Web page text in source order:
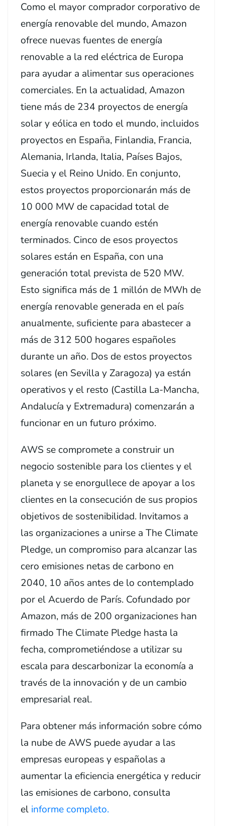
Como el mayor comprador corporativo de
energía renovable del mundo, Amazon
ofrece nuevas fuentes de energía
renovable a la red eléctrica de Europa
para ayudar a alimentar sus operaciones
comerciales. En la actualidad, Amazon
tiene más de 234 proyectos de energía
solar y eólica en todo el mundo, incluidos
proyectos en España, Finlandia, Francia,
Alemania, Irlanda, Italia, Países Bajos,
Suecia y el Reino Unido. En conjunto,
estos proyectos proporcionarán más de
10 000 MW de capacidad total de
energía renovable cuando estén
terminados. Cinco de esos proyectos
solares están en España, con una
generación total prevista de 520 MW.
Esto significa más de 1 millón de MWh de
energía renovable generada en el país
anualmente, suficiente para abastecer a
más de 312 500 hogares españoles
durante un año. Dos de estos proyectos
solares (en Sevilla y Zaragoza) ya están
operativos y el resto (Castilla La-Mancha,
Andalucía y Extremadura) comenzarán a
funcionar en un futuro próximo.
AWS se compromete a construir un
negocio sostenible para los clientes y el
planeta y se enorgullece de apoyar a los
clientes en la consecución de sus propios
objetivos de sostenibilidad. Invitamos a
las organizaciones a unirse a The Climate
Pledge, un compromiso para alcanzar las
cero emisiones netas de carbono en
2040, 10 años antes de lo contemplado
por el Acuerdo de París. Cofundado por
Amazon, más de 200 organizaciones han
firmado The Climate Pledge hasta la
fecha, comprometiéndose a utilizar su
escala para descarbonizar la economía a
través de la innovación y de un cambio
empresarial real.
Para obtener más información sobre cómo
la nube de AWS puede ayudar a las
empresas europeas y españolas a
aumentar la eficiencia energética y reducir
las emisiones de carbono, consulta
el informe completo.